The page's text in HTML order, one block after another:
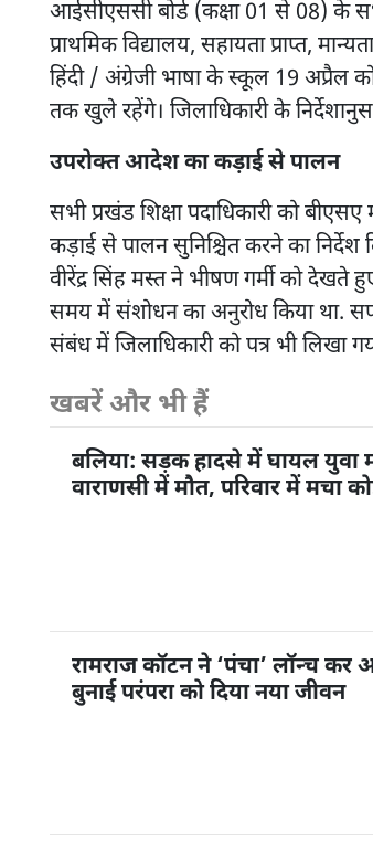
आईसीएससी बोर्ड (कक्षा 01 से 08) के
प्राथमिक विद्यालय, सहायता प्राप्त,
हिंदी / अंग्रेजी भाषा के स्कूल 19
तक खुले रहेंगे। जिलाधिकारी के
उपरोक्त आदेश का कड़ाई से पालन
सभी प्रखंड शिक्षा पदाधिकारी को
कड़ाई से पालन सुनिश्चित करने का
वीरेंद्र सिंह मस्त ने भीषण गर्मी को देखते
समय में संशोधन का अनुरोध किया था.
संबंध में जिलाधिकारी को पत्र भी लिखा
खबरें और भी हैं
बलिया: सड़क हादसे में घायल युवा
वाराणसी में मौत, परिवार में मचा
रामराज कॉटन ने ‘पंचा’ लॉन्च कर
बुनाई परंपरा को दिया नया जीवन